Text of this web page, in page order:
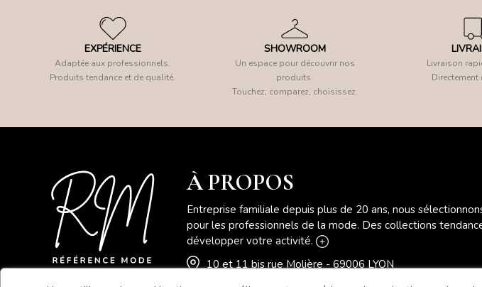
EXPÉRIENCE
Adaptée aux professionnels.
Produits tendance et de qualité.
SHOWROOM
Un espace pour découvrir nos
produits.
Touchez, comparez, choisissez.
Livraison
Directement
À PROPOS
Entreprise familiale depuis plus de 20 ans, nous
pour les professionnels de la mode. Des collections
développer votre activité.
10 et 11 bis rue Molière - 69006 LYON